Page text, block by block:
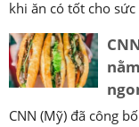
khi ăn có tốt cho
CNN (Mỹ) đã công